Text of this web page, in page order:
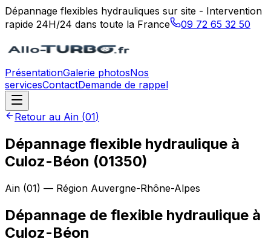
Dépannage flexibles hydrauliques sur site - Intervention
rapide 24H/24 dans toute la France
09 72 65 32 50
PrésentationGalerie photosNos
servicesContactDemande de rappel
Retour au Ain (01)
Dépannage flexible hydraulique à
Culoz-Béon (01350)
Ain (01) — Région Auvergne-Rhône-Alpes
Dépannage de flexible hydraulique à
Culoz-Béon